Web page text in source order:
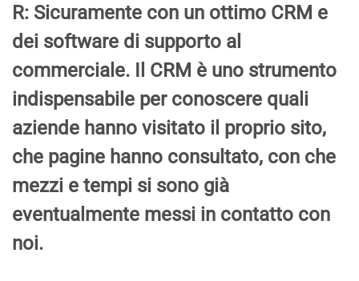
R: Sicuramente con un ottimo CRM e
dei software di supporto al
commerciale. Il CRM è uno strumento
indispensabile per conoscere quali
aziende hanno visitato il proprio sito,
che pagine hanno consultato, con che
mezzi e tempi si sono già
eventualmente messi in contatto con
noi.